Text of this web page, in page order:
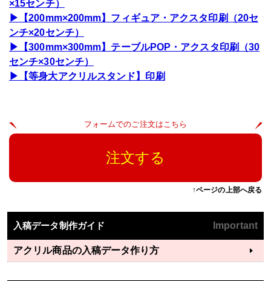
×15センチ）
▶【200mm×200mm】フィギュア・アクスタ印刷（20セ
ンチ×20センチ）
▶【300mm×300mm】テーブルPOP・アクスタ印刷（30
センチ×30センチ）
▶【等身大アクリルスタンド】印刷
フォームでのご注文はこちら
注文する
↑ページの上部へ戻る
入稿データ制作ガイド Important
アクリル商品の入稿データ作り方